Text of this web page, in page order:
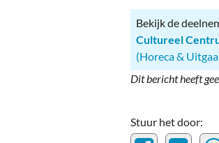
Bekijk de
Cultureel
(Horeca &
Dit bericht heeft
Stuur het door: